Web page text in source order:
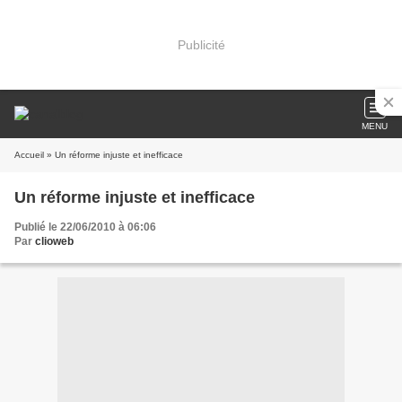
Publicité
MENU
Accueil » Un réforme injuste et inefficace
Un réforme injuste et inefficace
Publié le 22/06/2010 à 06:06
Par clioweb